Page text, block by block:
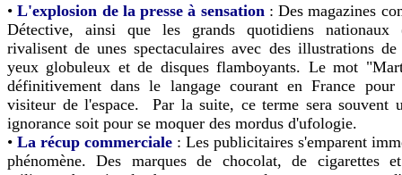
•L'explosion de la presse à sensation : Des magazines
Détective, ainsi que les grands quotidiens nationaux
rivalisent de unes spectaculaires avec des illustrations de
yeux globuleux et de disques flamboyants. Le mot
définitivement dans le langage courant en France pour
visiteur de l'espace. Par la suite, ce terme sera souvent
ignorance soit pour se moquer des mordus d'ufologie.
• La récup commerciale : Les publicitaires s'emparent
phénomène. Des marques de chocolat, de cigarettes